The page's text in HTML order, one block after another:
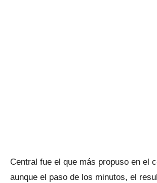
Central fue el que más propuso en el
aunque el paso de los minutos, el